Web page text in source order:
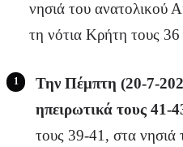
νησιά του ανατολικού
τη νότια Κρήτη τους
Την Πέμπτη (20-7-
ηπειρωτικά τους 41-
τους 39-41, στα νησιά